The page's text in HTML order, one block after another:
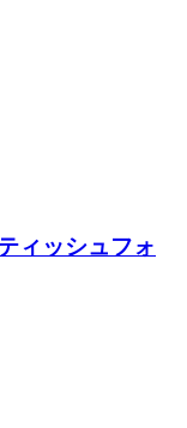
ィッシュフォ